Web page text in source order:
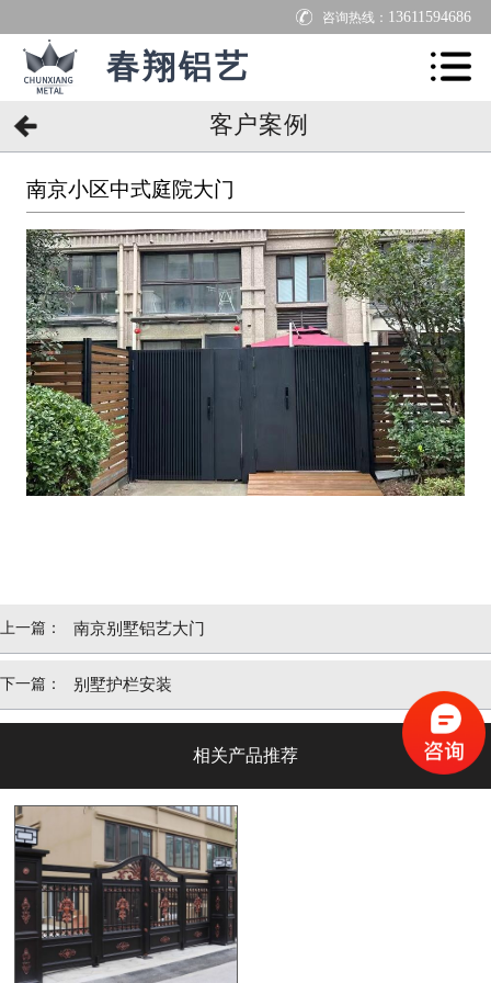
咨询热线： 13611594686
春翔铝艺
客户案例
南京小区中式庭院大门
上一篇： 南京别墅铝艺大门
下一篇： 别墅护栏安装
相关产品推荐